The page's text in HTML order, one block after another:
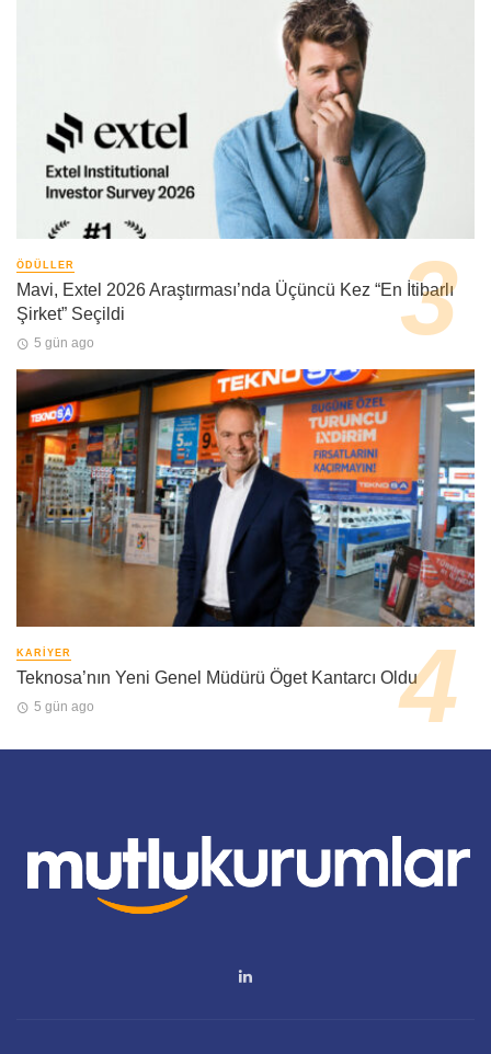
ÖDÜLLER
Mavi, Extel 2026 Araştırması’nda Üçüncü Kez “En İtibarlı
Şirket” Seçildi
5 gün ago
KARIYER
Teknosa’nın Yeni Genel Müdürü Öget Kantarcı Oldu
5 gün ago